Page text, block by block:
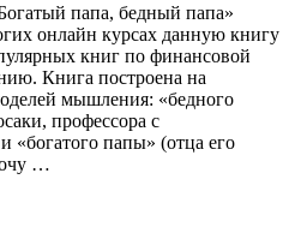
папа, бедный папа»
онлайн курсах данную книгу
книг по финансовой
Книга построена на
мышления: «бедного
профессора с
«богатого папы» (отца его
…